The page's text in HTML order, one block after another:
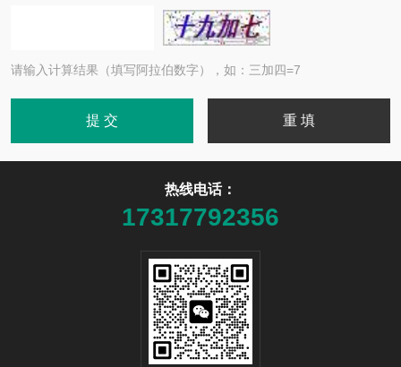
请输入计算结果（填写阿拉伯数字），如：三加四=7
热线电话：
17317792356